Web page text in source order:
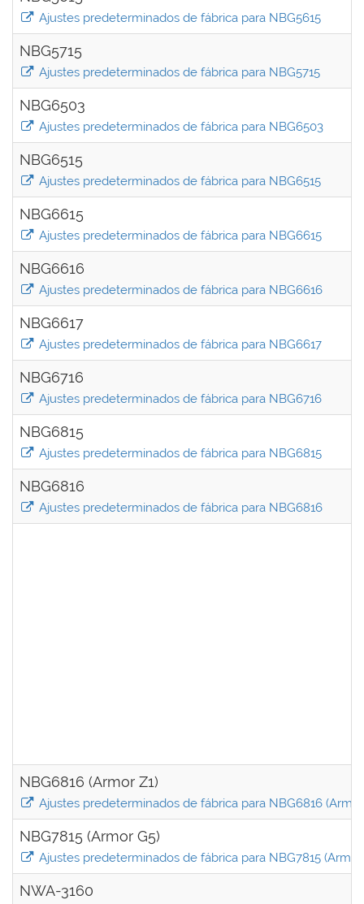
Ajustes predeterminados de fábrica para NBG5615
NBG5715
Ajustes predeterminados de fábrica para NBG5715
NBG6503
Ajustes predeterminados de fábrica para NBG6503
NBG6515
Ajustes predeterminados de fábrica para NBG6515
NBG6615
Ajustes predeterminados de fábrica para NBG6615
NBG6616
Ajustes predeterminados de fábrica para NBG6616
NBG6617
Ajustes predeterminados de fábrica para NBG6617
NBG6716
Ajustes predeterminados de fábrica para NBG6716
NBG6815
Ajustes predeterminados de fábrica para NBG6815
NBG6816
Ajustes predeterminados de fábrica para NBG6816
NBG6816 (Armor Z1)
Ajustes predeterminados de fábrica para NBG6816 (Armor
NBG7815 (Armor G5)
Ajustes predeterminados de fábrica para NBG7815 (Armor
NWA-3160